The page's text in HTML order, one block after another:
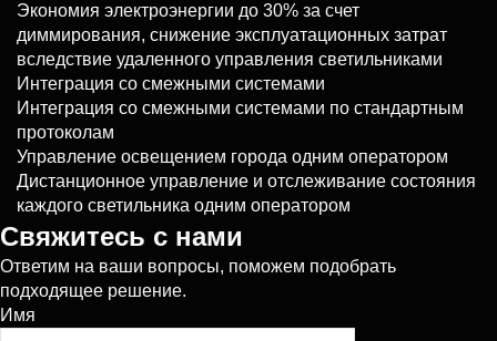
Экономия электроэнергии до 30% за счет
диммирования, снижение эксплуатационных затрат
вследствие удаленного управления светильниками
Интеграция со смежными системами
Интеграция со смежными системами по стандартным
протоколам
Управление освещением города одним оператором
Дистанционное управление и отслеживание состояния
каждого светильника одним оператором
Свяжитесь с нами
Ответим на ваши вопросы, поможем подобрать
подходящее решение.
Имя